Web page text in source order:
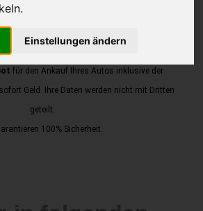
Einstellungen ändern
BEWERTUNG
für den Ankauf Ihres Autos inklusive der
Geld. Ihre Daten werden nicht mit Dritten
geteilt.
100% Sicherheit.